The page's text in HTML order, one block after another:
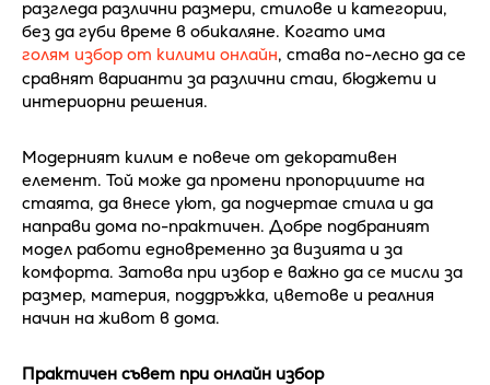
разгледа различни размери, стилове и категории,
без да губи време в обикаляне. Когато има
голям избор от килими онлайн, става по-лесно да се
сравнят варианти за различни стаи, бюджети и
интериорни решения.
Модерният килим е повече от декоративен
елемент. Той може да промени пропорциите на
стаята, да внесе уют, да подчертае стила и да
направи дома по-практичен. Добре подбраният
модел работи едновременно за визията и за
комфорта. Затова при избор е важно да се мисли за
размер, материя, поддръжка, цветове и реалния
начин на живот в дома.
Практичен съвет при онлайн избор